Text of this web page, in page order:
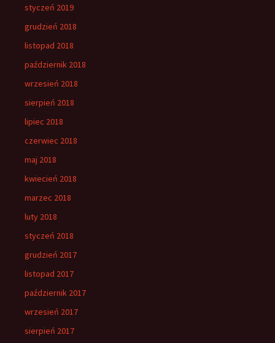
styczeń 2019
grudzień 2018
listopad 2018
październik 2018
wrzesień 2018
sierpień 2018
lipiec 2018
czerwiec 2018
maj 2018
kwiecień 2018
marzec 2018
luty 2018
styczeń 2018
grudzień 2017
listopad 2017
październik 2017
wrzesień 2017
sierpień 2017